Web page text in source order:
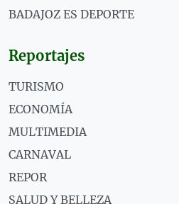
BADAJOZ ES DEPORTE
Reportajes
TURISMO
ECONOMÍA
MULTIMEDIA
CARNAVAL
REPOR
SALUD Y BELLEZA